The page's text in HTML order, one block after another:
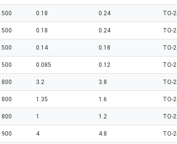
500 0.18 0.24 TO-
500 0.18 0.24 TO-
500 0.14 0.18 TO-
500 0.085 0.12 TO-
800 3.2 3.8 TO-
800 1.35 1.6 TO-
800 1 1.2 TO-
900 4 4.8 TO-